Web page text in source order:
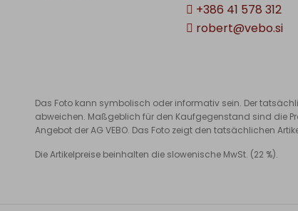
+386 41 578 312
robert@vebo.si
Das Foto kann symbolisch oder informativ sein. Der
abweichen. Maßgeblich für den Kaufgegenstand sind die
Angebot der AG VEBO. Das Foto zeigt den tatsächlichen
Die Artikelpreise beinhalten die slowenische MwSt. (22 %).